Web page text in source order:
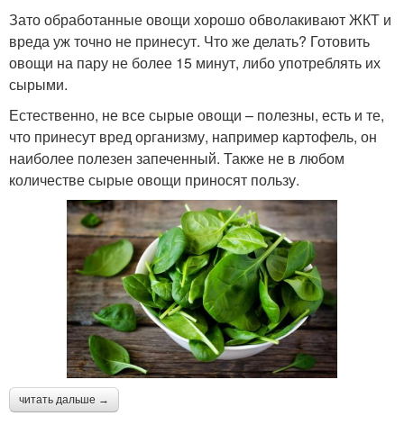
Зато обработанные овощи хорошо обволакивают ЖКТ и
вреда уж точно не принесут. Что же делать? Готовить
овощи на пару не более 15 минут, либо употреблять их
сырыми.
Естественно, не все сырые овощи – полезны, есть и те,
что принесут вред организму, например картофель, он
наиболее полезен запеченный. Также не в любом
количестве сырые овощи приносят пользу.
читать дальше →